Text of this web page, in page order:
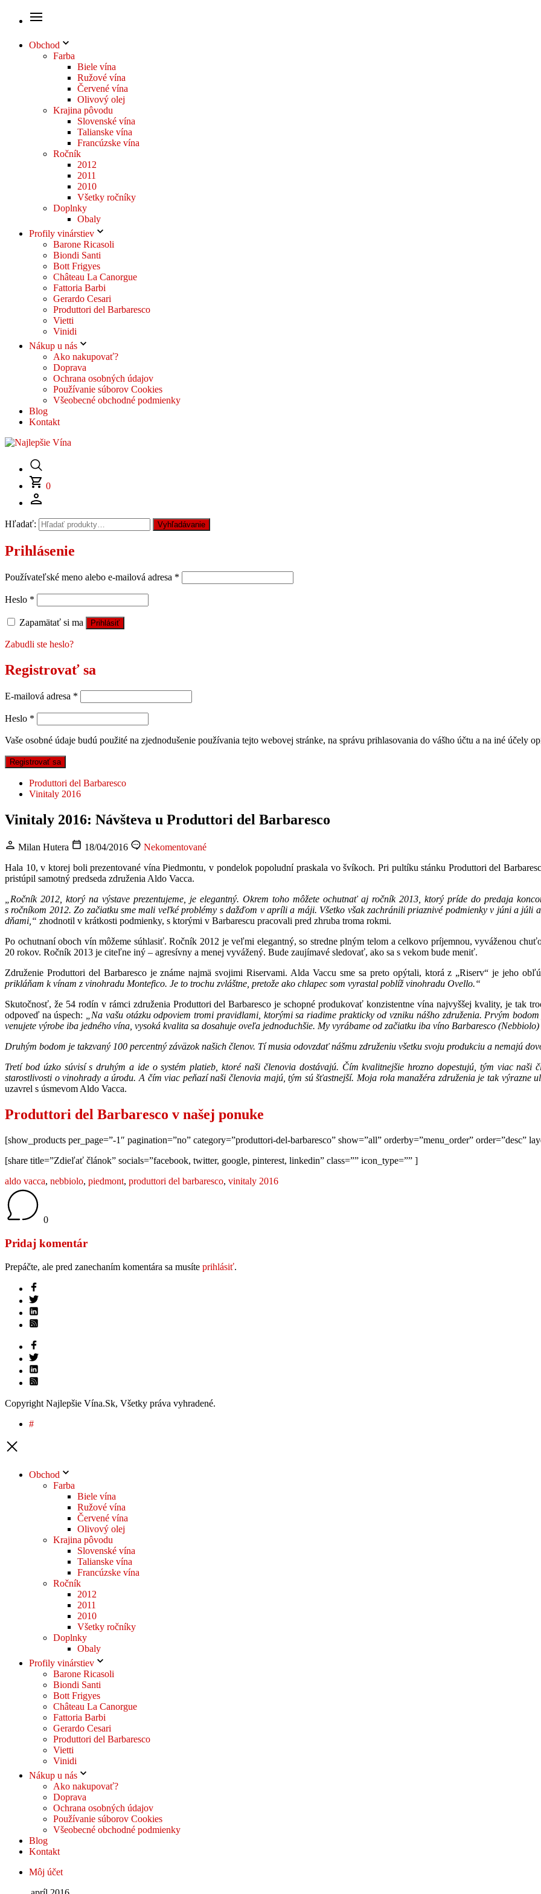
Obchod
Farba
Biele vína
Ružové vína
Červené vína
Olivový olej
Krajina pôvodu
Slovenské vína
Talianske vína
Francúzske vína
Ročník
2012
2011
2010
Všetky ročníky
Doplnky
Obaly
Profily vinárstiev
Barone Ricasoli
Biondi Santi
Bott Frigyes
Château La Canorgue
Fattoria Barbi
Gerardo Cesari
Produttori del Barbaresco
Vietti
Vinidi
Nákup u nás
Ako nakupovať?
Doprava
Ochrana osobných údajov
Používanie súborov Cookies
Všeobecné obchodné podmienky
Blog
Kontakt
0
Hľadať: Vyhľadávanie
Prihlásenie
Používateľské meno alebo e-mailová adresa *
Heslo *
Zapamätať si ma Prihlásiť
Zabudli ste heslo?
Registrovať sa
E-mailová adresa *
Heslo *
Vaše osobné údaje budú použité na zjednodušenie používania tejto webovej stránke, na správu prihlasovania do vášho účtu a na iné účely
Registrovať sa
Produttori del Barbaresco
Vinitaly 2016
Vinitaly 2016: Návšteva u Produttori del Barbaresco
Milan Hutera 18/04/2016
Nekomentované
Hala 10, v ktorej boli prezentované vína Piedmontu, v pondelok popoludní praskala vo švíkoch. Pri pultíku stánku Produttori del
pristúpil samotný predseda združenia Aldo Vacca.
„Ročník 2012, ktorý na výstave prezentujeme, je elegantný. Okrem toho môžete ochutnať aj ročník 2013, ktorý príde do predaja
s ročníkom 2012. Zo začiatku sme mali veľké problémy s dažďom v apríli a máji. Všetko však zachránili priaznivé podmienky v júni a júli
dňami,“ zhodnotil v krátkosti podmienky, s ktorými v Barbarescu pracovali pred zhruba troma rokmi.
Po ochutnaní oboch vín môžeme súhlasiť. Ročník 2012 je veľmi elegantný, so stredne plným telom a celkovo príjemnou, vyváženou
20 rokov. Ročník 2013 je citeľne iný – agresívny a menej vyvážený. Bude zaujímavé sledovať, ako sa s vekom bude meniť.
Združenie Produttori del Barbaresco je známe najmä svojimi Riservami. Alda Vaccu sme sa preto opýtali, ktorá z „Riserv“ je jeho
prikláňam k vínam z vinohradu Montefico. Je to trochu zvláštne, pretože ako chlapec som vyrastal poblíž vinohradu Ovello.“
Skutočnosť, že 54 rodín v rámci združenia Produttori del Barbaresco je schopné produkovať konzistentne vína najvyššej kvality, je tak
odpoveď na úspech: „Na vašu otázku odpoviem tromi pravidlami, ktorými sa riadime prakticky od vzniku nášho združenia. Prvým
venujete výrobe iba jedného vína, vysoká kvalita sa dosahuje oveľa jednoduchšie. My vyrábame od začiatku iba víno Barbaresco
Druhým bodom je takzvaný 100 percentný záväzok našich členov. Tí musia odovzdať nášmu združeniu všetku svoju produkciu a nemajú
Tretí bod úzko súvisí s druhým a ide o systém platieb, ktoré naši členovia dostávajú. Čím kvalitnejšie hrozno dopestujú, tým viac
starostlivosti o vinohrady a úrodu. A čím viac peňazí naši členovia majú, tým sú šťastnejší. Moja rola manažéra združenia je tak
uzavrel s úsmevom Aldo Vacca.
Produttori del Barbaresco v našej ponuke
[show_products per_page=”-1″ pagination=”no” category=”produttori-del-barbaresco” show=”all” orderby=”menu_order” order=”desc”
[share title=”Zdieľať článok” socials=”facebook, twitter, google, pinterest, linkedin” class=”” icon_type=”” ]
aldo vacca, nebbiolo, piedmont, produttori del barbaresco, vinitaly 2016
0
Pridaj komentár
Prepáčte, ale pred zanechaním komentára sa musíte prihlásiť.
Copyright Najlepšie Vína.Sk, Všetky práva vyhradené.
#
Obchod
Farba
Biele vína
Ružové vína
Červené vína
Olivový olej
Krajina pôvodu
Slovenské vína
Talianske vína
Francúzske vína
Ročník
2012
2011
2010
Všetky ročníky
Doplnky
Obaly
Profily vinárstiev
Barone Ricasoli
Biondi Santi
Bott Frigyes
Château La Canorgue
Fattoria Barbi
Gerardo Cesari
Produttori del Barbaresco
Vietti
Vinidi
Nákup u nás
Ako nakupovať?
Doprava
Ochrana osobných údajov
Používanie súborov Cookies
Všeobecné obchodné podmienky
Blog
Kontakt
Môj účet